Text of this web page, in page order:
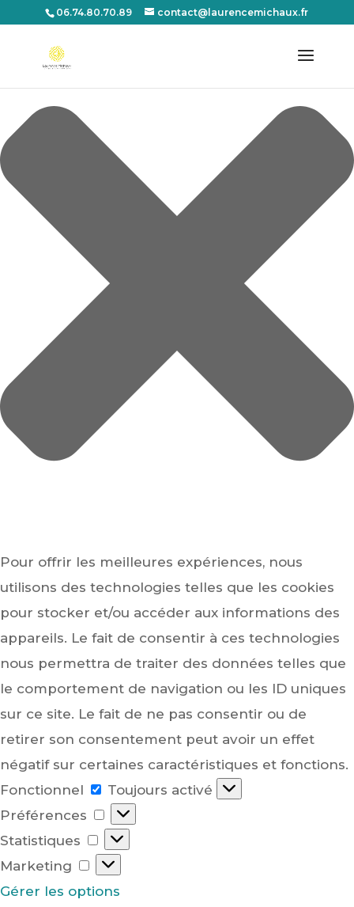
Gérer le consentement aux cookies
Pour offrir les meilleures expériences, nous
utilisons des technologies telles que les cookies
pour stocker et/ou accéder aux informations des
appareils. Le fait de consentir à ces technologies
nous permettra de traiter des données telles que
le comportement de navigation ou les ID uniques
sur ce site. Le fait de ne pas consentir ou de
retirer son consentement peut avoir un effet
négatif sur certaines caractéristiques et fonctions.
Fonctionnel
Fonctionnel
Toujours activé
Préférences
Préférences
Statistiques
Statistiques
Marketing
Marketing
Gérer les options
06.74.80.70.89 contact@laurencemichaux.fr